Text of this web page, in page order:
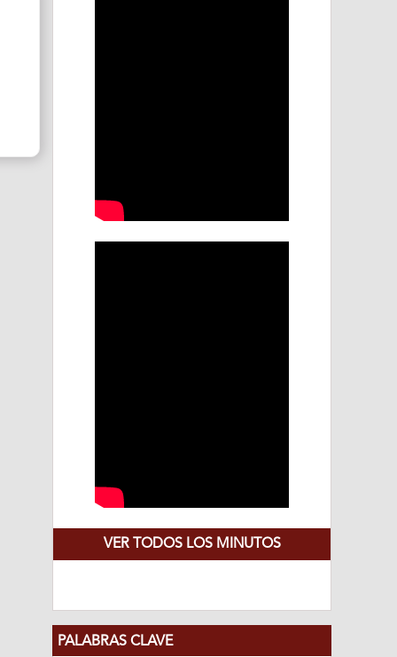
VER TODOS LOS MINUTOS
PALABRAS CLAVE